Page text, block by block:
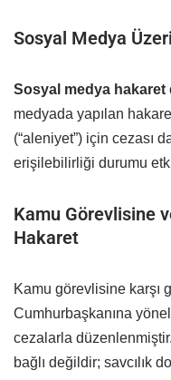
Sosyal Medya
Sosyal medya hakaret
medyada yapılan
(“aleniyet”) için cezası
erişilebilirliği durumu
Kamu Görevlisine
Hakaret
Kamu görevlisine karşı
Cumhurbaşkanına
cezalarla
bağlı değildir; savcılık